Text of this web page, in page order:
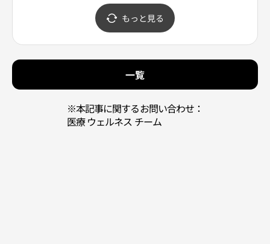
2号(에메필 서면2호)
ヒョン店(에뛰드하우스 부
산대현점)
もっと見る
一覧
※本記事に関するお問い合わせ：
医療 ウェルネス チーム